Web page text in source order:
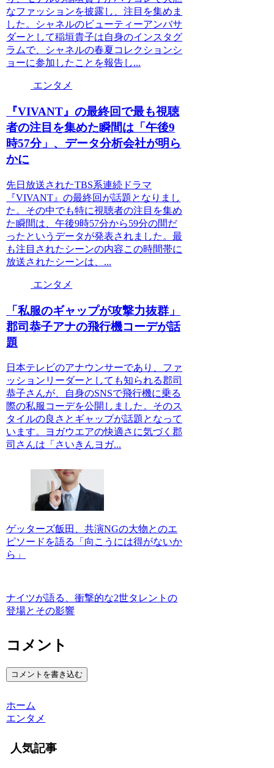
なファッションを披露し、注目を集めま
した。シャネルのビューティーアンバサ
ダーとして稲垣貴子は自身のインスタグ
ラムで、シャネルの春夏コレクションシ
ョーに参加したことを報告し...
エンタメ
『VIVANT』の最終回で最も視聴
者の注目を集めた瞬間は「午後9
時57分」、データ分析会社が明ら
かに
先日放送されたTBS系連続ドラマ
『VIVANT』の最終回が話題となりまし
た。その中でも特に視聴者の注目を集め
た瞬間は、午後9時57分から59分の間だ
ったというデータが発表されました。最
も注目されたシーンの内容この時間帯に
放送されたシーンは、...
エンタメ
「私服のギャップが攻撃力抜群」
郡司恭子アナの飛行機コーデが話
題
日本テレビのアナウンサーであり、ファ
ッションリーダーとしても知られる郡司
恭子さんが、自身のSNSで飛行機に乗る
際の私服コーデを公開しました。そのス
タイルの良さとギャップが話題となって
います。ヨガウエアの快適さに気づく郡
司さんは「さいきんヨガ...
ゲッターズ飯田、共演NGの大物とのエ
ピソードを語る「向こうには得がないか
ら」
ナイツが語る、衝撃的な2世タレントの
登場とその影響
コメント
コメントを書き込む
ホーム
エンタメ
人気記事